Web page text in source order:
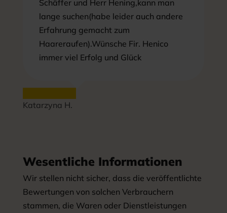
Schäffer und Herr Hening,kann man
lange suchen(habe leider auch andere
Erfahrung gemacht zum
Haareraufen).Wünsche Fir. Henico
immer viel Erfolg und Glück
Katarzyna H.
Wesentliche Informationen
Wir stellen nicht sicher, dass die veröffentlichte
Bewertungen von solchen Verbrauchern
stammen, die Waren oder Dienstleistungen